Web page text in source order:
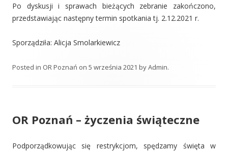
Po dyskusji i sprawach bieżących zebranie zakończono,
przedstawiając następny termin spotkania tj. 2.12.2021 r.
Sporządziła: Alicja Smolarkiewicz
Posted in OR Poznań on 5 września 2021 byAdmin.
OR Poznań – życzenia świąteczne
Podporządkowując się restrykcjom, spędzamy święta w